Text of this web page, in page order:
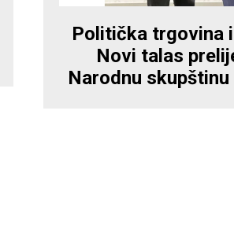
Politička trgovina
Novi talas
Narodnu